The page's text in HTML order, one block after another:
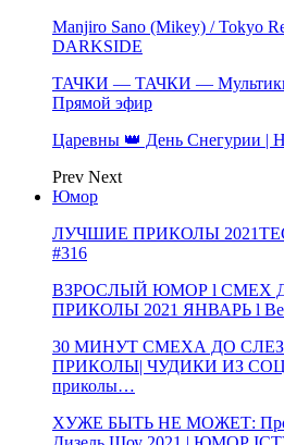
Manjiro Sano (Mikey) / Tokyo
DARKSIDE
ТАЧКИ — ТАЧКИ —
Прямой эфир
Царевны 👑 День Снегурии |
Prev Next
Юмор
ЛУЧШИЕ ПРИКОЛЫ
#316
ВЗРОСЛЫЙ ЮМОР l СМЕХ
ПРИКОЛЫ 2021 ЯНВАРЬ l
30 МИНУТ СМЕХА ДО
ПРИКОЛЫ| ЧУДИКИ ИЗ
приколы…
ХУЖЕ БЫТЬ НЕ МОЖЕТ: